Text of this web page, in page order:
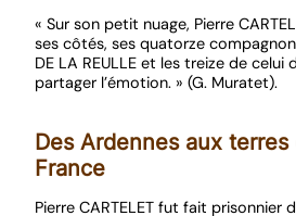
« Sur son petit nuage, Pierre
ses côtés, ses quatorze
DE LA REULLE et les treize de celui
partager l’émotion. » (G. Muratet).
Des Ardennes aux
France
Pierre CARTELET fut fait prisonnier